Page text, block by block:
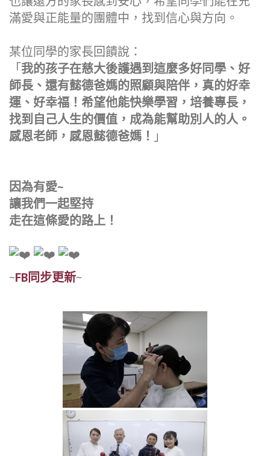
滿愛與正能量的團體中，找到信心與方向。
某位同學的家長回饋說：
「我的孩子在慈大後護遇到這麼多好同學、好
師長、還有懿德爸媽的照顧與陪伴，真的好幸
運、好幸福！希望他能快樂學習，培養專長，
找到自己人生的價值，成為能幫助別人的人。
感恩老師，感恩懿德爸媽！ 」
因為有愛~
讓我們一起堅持
走在這條愛的路上！
~FB同步更新~